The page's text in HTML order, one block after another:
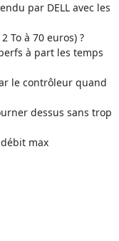
par DELL avec les
To à 70 euros) ?
à part les temps
le contrôleur quand
dessus sans trop
max